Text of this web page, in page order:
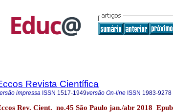
Revista Científica
impressa ISSN 1517-1949versão On-line ISSN 1983-9278
Rev. Cient. no.45 São Paulo jan./abr 2018